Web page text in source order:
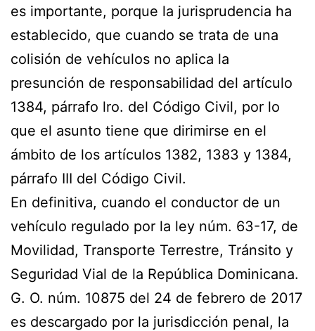
es importante, porque la jurisprudencia ha
establecido, que cuando se trata de una
colisión de vehículos no aplica la
presunción de responsabilidad del artículo
1384, párrafo lro. del Código Civil, por lo
que el asunto tiene que dirimirse en el
ámbito de los artículos 1382, 1383 y 1384,
párrafo III del Código Civil.
En definitiva, cuando el conductor de un
vehículo regulado por la ley núm. 63-17, de
Movilidad, Transporte Terrestre, Tránsito y
Seguridad Vial de la República Dominicana.
G. O. núm. 10875 del 24 de febrero de 2017
es descargado por la jurisdicción penal, la